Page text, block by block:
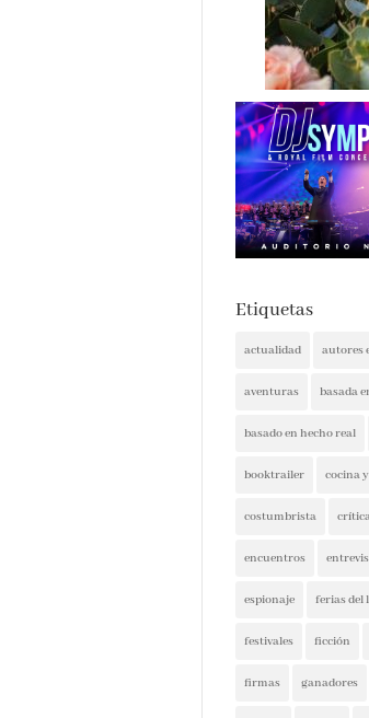
Etiquetas
actualidad autores
aventuras basada
basado en hecho real
booktrailer cocina
costumbrista
encuentros
espionaje ferias del
festivales ficción
firmas ganadores